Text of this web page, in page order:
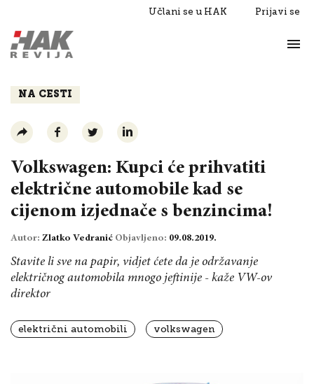
Učlani se u HAK Prijavi se
Razgovori
NA CESTI
Volkswagen: Kupci će prihvatiti
električne automobile kad se
cijenom izjednače s benzincima!
Autor: Zlatko Vedranić Objavljeno: 09.08.2019.
Stavite li sve na papir, vidjet ćete da je održavanje
električnog automobila mnogo jeftinije - kaže VW-ov
direktor
električni automobili volkswagen